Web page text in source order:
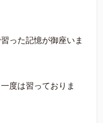
った記憶が御座いま
度は習っておりま